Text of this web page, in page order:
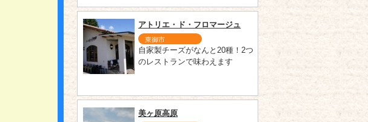
アトリエ・ド・フロマージュ
東御市
自家製チーズがなんと20種！2つ
のレストランで味わえます
美ヶ原高原